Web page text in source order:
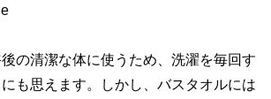
の清潔な体に使うため、洗濯を毎回す
も思えます。しかし、バスタオルには